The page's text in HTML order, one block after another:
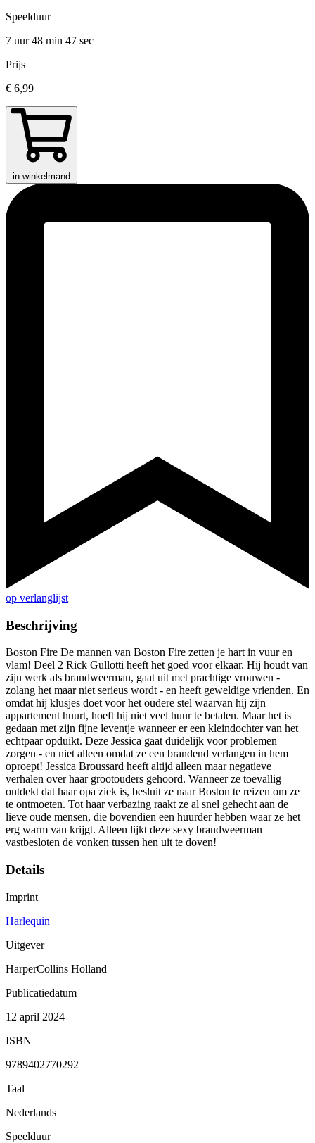
Speelduur
7 uur 48 min 47 sec
Prijs
€ 6,99
in winkelmand
op verlanglijst
Beschrijving
Boston Fire De mannen van Boston Fire zetten je hart in vuur en
vlam! Deel 2 Rick Gullotti heeft het goed voor elkaar. Hij houdt van
zijn werk als brandweerman, gaat uit met prachtige vrouwen -
zolang het maar niet serieus wordt - en heeft geweldige vrienden. En
omdat hij klusjes doet voor het oudere stel waarvan hij zijn
appartement huurt, hoeft hij niet veel huur te betalen. Maar het is
gedaan met zijn fijne leventje wanneer er een kleindochter van het
echtpaar opduikt. Deze Jessica gaat duidelijk voor problemen
zorgen - en niet alleen omdat ze een brandend verlangen in hem
oproept! Jessica Broussard heeft altijd alleen maar negatieve
verhalen over haar grootouders gehoord. Wanneer ze toevallig
ontdekt dat haar opa ziek is, besluit ze naar Boston te reizen om ze
te ontmoeten. Tot haar verbazing raakt ze al snel gehecht aan de
lieve oude mensen, die bovendien een huurder hebben waar ze het
erg warm van krijgt. Alleen lijkt deze sexy brandweerman
vastbesloten de vonken tussen hen uit te doven!
Details
Imprint
Harlequin
Uitgever
HarperCollins Holland
Publicatiedatum
12 april 2024
ISBN
9789402770292
Taal
Nederlands
Speelduur